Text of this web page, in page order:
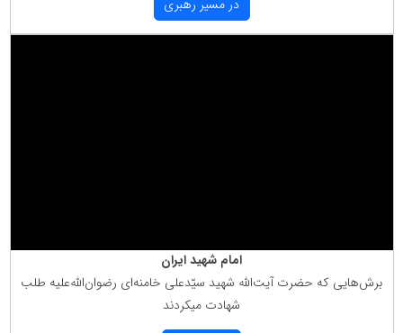
در مسیر رهبری
امام شهید ایران
برش‌هایی كه حضرت آیت‌الله شهید سیّدعلی خامنه‌ای رضوان‌الله‌علیه طلب
شهادت میكردند